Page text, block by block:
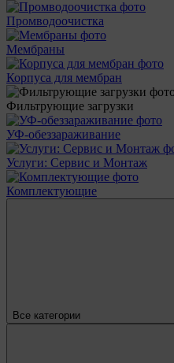
Промводоочистка
Мембраны
Корпуса для мембран
Фильтрующие загрузки
УФ-обеззараживание
Услуги: Сервис и Монтаж
Комплектующие
Все категории